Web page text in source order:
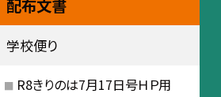
配布文書
学校便り
R8きりのは7月17日号ＨＰ用